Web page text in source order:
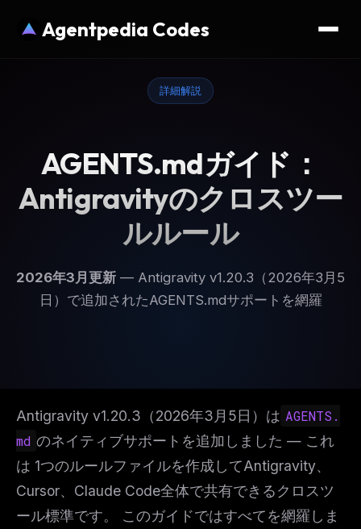
Agentpedia Codes
詳細解説
AGENTS.mdガイド：
Antigravityのクロスツー
ルルール
2026年3月更新 — Antigravity v1.20.3（2026年3月5
日）で追加されたAGENTS.mdサポートを網羅
Antigravity v1.20.3（2026年3月5日）は AGENTS.
md のネイティブサポートを追加しました — これ
は 1つのルールファイルを作成してAntigravity、
Cursor、Claude Code全体で共有できるクロスツ
ール標準です。 このガイドではすべてを網羅しま